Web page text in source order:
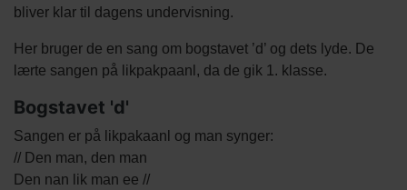
bliver klar til dagens undervisning.
Her bruger de en sang om bogstavet ’d’ og dets lyde. De
lærte sangen på likpakpaanl, da de gik 1. klasse.
Bogstavet 'd'
Sangen er på likpakaanl og man synger:
// Den man, den man
Den nan lik man ee //